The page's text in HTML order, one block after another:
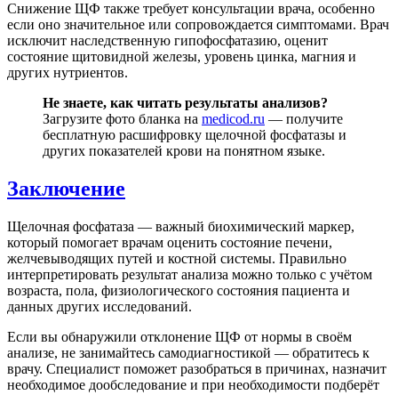
Снижение ЩФ также требует консультации врача, особенно
если оно значительное или сопровождается симптомами. Врач
исключит наследственную гипофосфатазию, оценит
состояние щитовидной железы, уровень цинка, магния и
других нутриентов.
Не знаете, как читать результаты анализов?
Загрузите фото бланка на medicod.ru — получите
бесплатную расшифровку щелочной фосфатазы и
других показателей крови на понятном языке.
Заключение
Щелочная фосфатаза — важный биохимический маркер,
который помогает врачам оценить состояние печени,
желчевыводящих путей и костной системы. Правильно
интерпретировать результат анализа можно только с учётом
возраста, пола, физиологического состояния пациента и
данных других исследований.
Если вы обнаружили отклонение ЩФ от нормы в своём
анализе, не занимайтесь самодиагностикой — обратитесь к
врачу. Специалист поможет разобраться в причинах, назначит
необходимое дообследование и при необходимости подберёт